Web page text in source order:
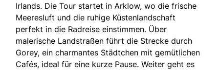
Irlands. Die Tour startet in Arklow, wo die frische
Meeresluft und die ruhige Küstenlandschaft
perfekt in die Radreise einstimmen. Über
malerische Landstraßen führt die Strecke durch
Gorey, ein charmantes Städtchen mit gemütlichen
Cafés, ideal für eine kurze Pause. Weiter geht es